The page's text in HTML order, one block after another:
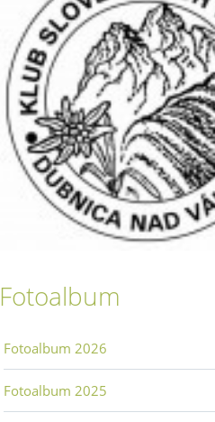
Fotoalbum
Fotoalbum 2026
Fotoalbum 2025